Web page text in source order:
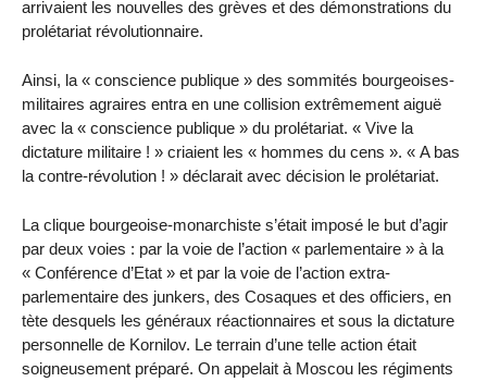
arrivaient les nouvelles des grèves et des démonstrations du
prolétariat révolutionnaire.
Ainsi, la « conscience publique » des sommités bourgeoises-
militaires agraires entra en une collision extrêmement aiguë
avec la « conscience publique » du prolétariat. « Vive la
dictature militaire ! » criaient les « hommes du cens ». « A bas
la contre-révolution ! » déclarait avec décision le prolétariat.
La clique bourgeoise-monarchiste s’était imposé le but d’agir
par deux voies : par la voie de l’action « parlementaire » à la
« Conférence d’Etat » et par la voie de l’action extra-
parlementaire des junkers, des Cosaques et des officiers, en
tète desquels les généraux réactionnaires et sous la dictature
personnelle de Kornilov. Le terrain d’une telle action était
soigneusement préparé. On appelait à Moscou les régiments